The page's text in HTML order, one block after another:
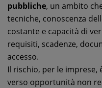
pubbliche, un ambito
tecniche, conoscenza
costante e capacità di
requisiti, scadenze,
accesso.
Il rischio, per le imprese,
verso opportunità non